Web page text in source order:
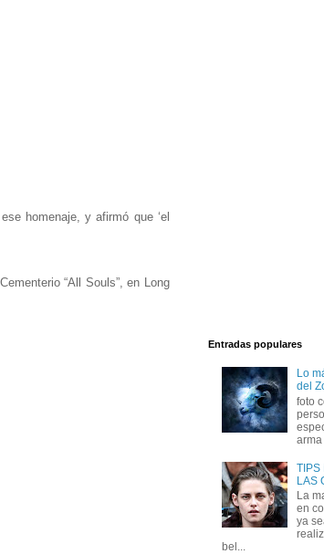
homenaje, y afirmó que ‘el
“All Souls”, en Long
Entradas populares
Lo
del
foto
arma
TIPS
LAS
La
en
ya
bel...